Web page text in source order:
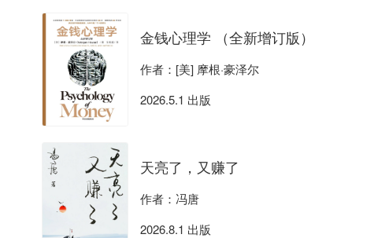
金钱心理学 （全新增订版）
作者：[美] 摩根·豪泽尔
2026.5.1 出版
天亮了，又赚了
作者：冯唐
2026.8.1 出版